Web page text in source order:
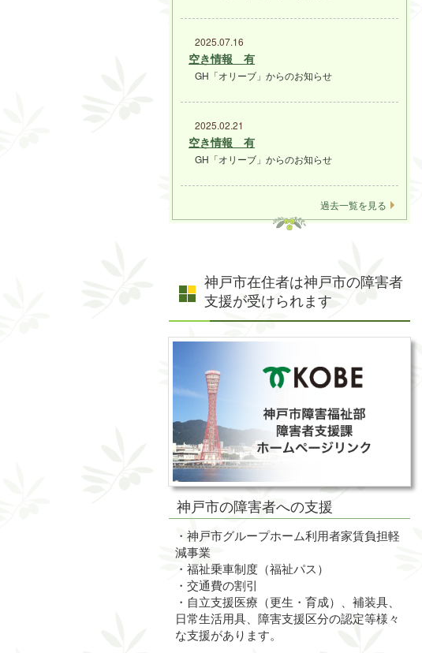
2025.07.16
空き情報 有
GH「オリーブ」からのお知らせ
2025.02.21
空き情報 有
GH「オリーブ」からのお知らせ
過去一覧を見る
神戸市在住者は神戸市の障害者
支援が受けられます
神戸市の障害者への支援
・神戸市グループホーム利用者家賃負担軽
減事業
・福祉乗車制度（福祉パス）
・交通費の割引
・自立支援医療（更生・育成）、補装具、
日常生活用具、障害支援区分の認定等様々
な支援があります。